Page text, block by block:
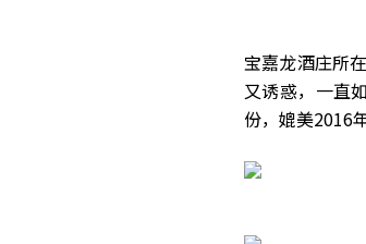
宝嘉龙酒庄所
又诱惑，一直
份，媲美2016